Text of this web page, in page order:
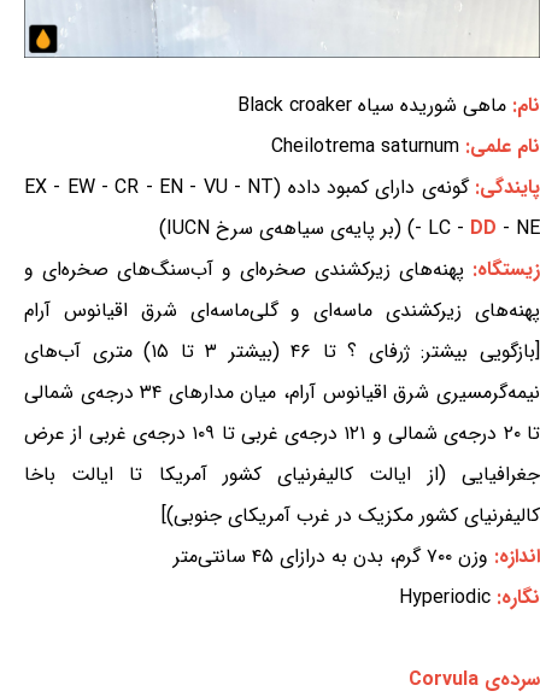
نام: ماهی شوریده سیاه Black croaker
نام علمی: Cheilotrema saturnum
پایندگی:
گونه‌ی دارای کمبود داده (EX - EW - CR - EN - VU - NT
- LC - DD - NE) (بر پایه‌ی سیاهه‌ی سرخ IUCN)
زیستگاه: پهنه‌های زیرکشندی صخره‌ای و آب‌سنگ‌های صخره‌ای و
پهنه‌های زیرکشندی ماسه‌ای و گلی‌ماسه‌ای شرق اقیانوس آرام
[بازگویی بیشتر: ژرفای ؟ تا ۴۶ (بیشتر ۳ تا ۱۵) متری آب‌های
نیمه‌گرمسیری شرق اقیانوس آرام، میان مدارهای ۳۴ درجه‌ی شمالی
تا ۲۰ درجه‌ی شمالی و ۱۲۱ درجه‌ی غربی تا ۱۰۹ درجه‌ی غربی از عرض
جغرافیایی (از ایالت کالیفرنیای کشور آمریکا تا ایالت باخا
کالیفرنیای کشور مکزیک در غرب آمریکای جنوبی)]
اندازه: وزن ۷۰۰ گرم، بدن به درازای ۴۵ سانتی‌متر
نگاره: Hyperiodic
سرده‌ی Corvula